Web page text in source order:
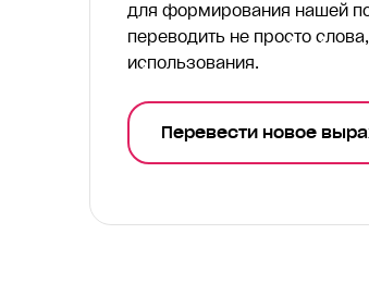
для формирования нашей
переводить не просто
использования.
Перевести новое